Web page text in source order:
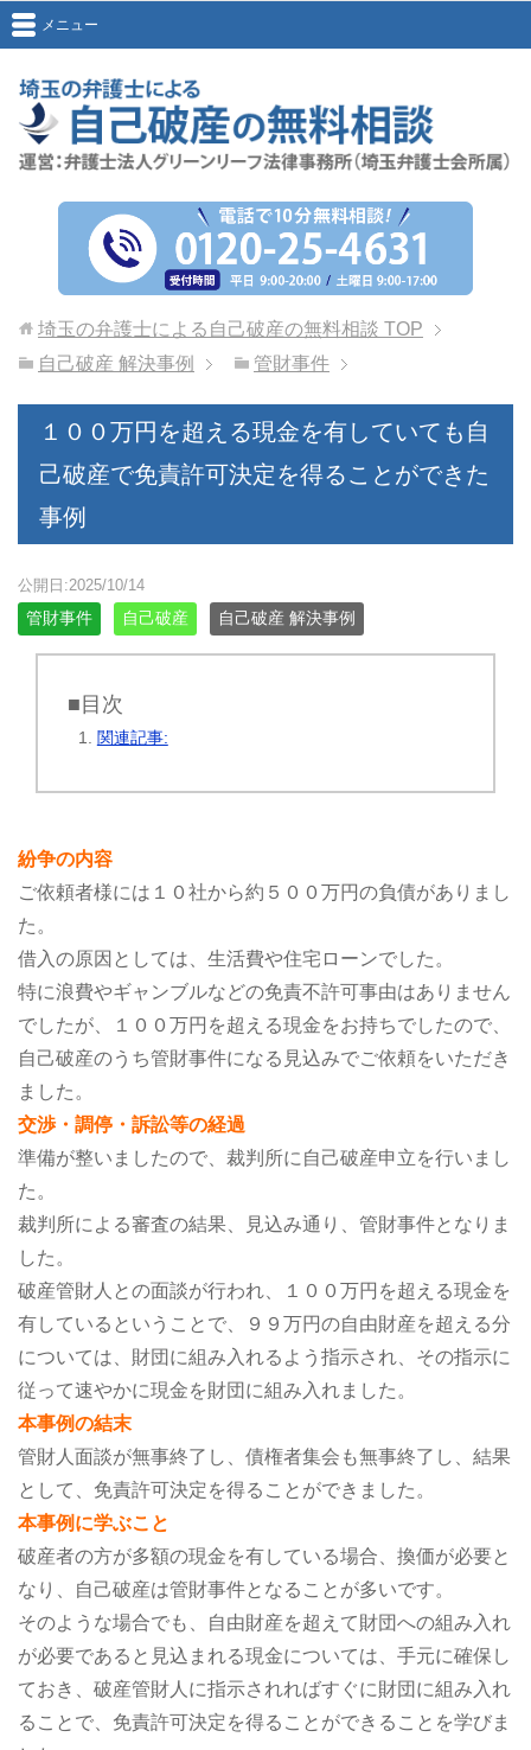
メニュー
埼玉の弁護士による自己破産の無料相談 TOP
自己破産 解決事例
管財事件
１００万円を超える現金を有していても自
己破産で免責許可決定を得ることができた
事例
公開日:2025/10/14
管財事件 自己破産 自己破産 解決事例
■目次
関連記事:
紛争の内容
ご依頼者様には１０社から約５００万円の負債がありまし
た。
借入の原因としては、生活費や住宅ローンでした。
特に浪費やギャンブルなどの免責不許可事由はありません
でしたが、１００万円を超える現金をお持ちでしたので、
自己破産のうち管財事件になる見込みでご依頼をいただき
ました。
交渉・調停・訴訟等の経過
準備が整いましたので、裁判所に自己破産申立を行いまし
た。
裁判所による審査の結果、見込み通り、管財事件となりま
した。
破産管財人との面談が行われ、１００万円を超える現金を
有しているということで、９９万円の自由財産を超える分
については、財団に組み入れるよう指示され、その指示に
従って速やかに現金を財団に組み入れました。
本事例の結末
管財人面談が無事終了し、債権者集会も無事終了し、結果
として、免責許可決定を得ることができました。
本事例に学ぶこと
破産者の方が多額の現金を有している場合、換価が必要と
なり、自己破産は管財事件となることが多いです。
そのような場合でも、自由財産を超えて財団への組み入れ
が必要であると見込まれる現金については、手元に確保し
ておき、破産管財人に指示されればすぐに財団に組み入れ
ることで、免責許可決定を得ることができることを学びま